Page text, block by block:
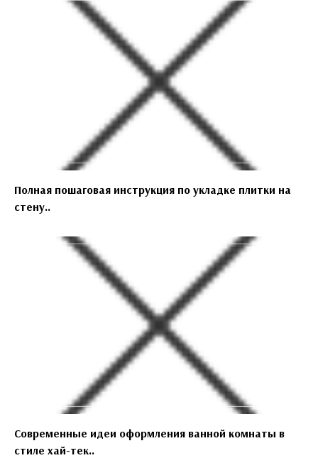
Полная пошаговая инструкция по укладке плитки на
стену..
Современные идеи оформления ванной комнаты в
стиле хай-тек..